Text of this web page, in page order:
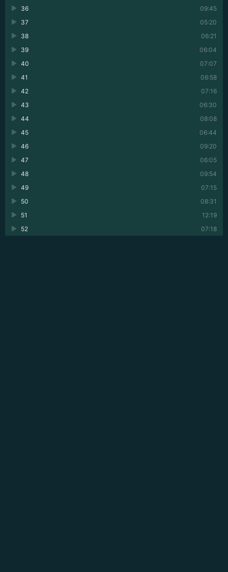
09:45
36
05:20
37
06:21
38
06:04
39
07:07
40
06:58
41
07:16
42
06:30
43
08:08
44
06:44
45
09:20
46
06:05
47
09:54
48
07:15
49
08:31
50
12:19
51
07:18
52